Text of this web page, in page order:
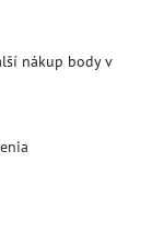
nákup body v